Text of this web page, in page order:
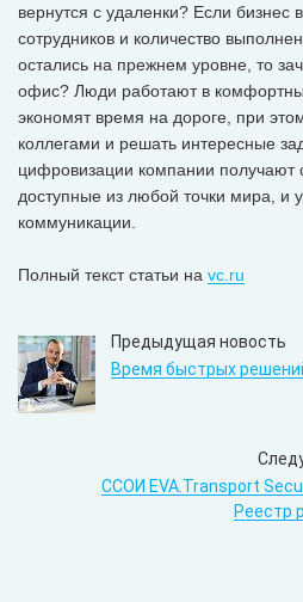
вернутся с удаленки? Если бизнес
сотрудников и количество
остались на прежнем уровне, то
офис? Люди работают в
экономят время на дороге, при
коллегами и решать интересные
цифровизации компании получают
доступные из любой точки мира, и
коммуникации.
Полный текст статьи на vc.ru
Предыдущая новость
Время быстрых
ССОИ EVA.Transport
Реестр